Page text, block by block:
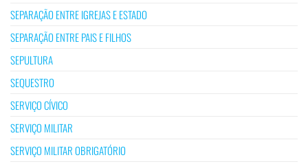
SEPARAÇÃO ENTRE IGREJAS E ESTADO
SEPARAÇÃO ENTRE PAIS E FILHOS
SEPULTURA
SEQUESTRO
SERVIÇO CÍVICO
SERVIÇO MILITAR
SERVIÇO MILITAR OBRIGATÓRIO